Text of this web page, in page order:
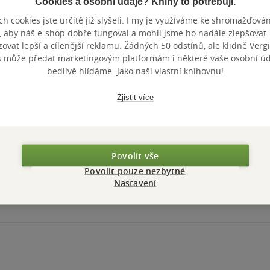
What is Sleep?
Katie Daynes
0.0
pevná vazba
What are Stars?
Katie Daynes
0.0
z
5 pevná vazba
Why Do
A Potty?
Katie
0.0
cookies jste určitě již slyšeli. I my je využíváme ke
aby náš e-shop dobře fungoval a mohli jsme ho nadále zlepšovat.
lepší a cílenější reklamu. Žádných 50 odstínů, ale klidně
může předat marketingovým platformám i některé vaše osobní
bedlivě hlídáme. Jako naši vlastní knihovnu!
Zjistit více
Povolit vše
Povolit pouze nezbytné
Nastavení